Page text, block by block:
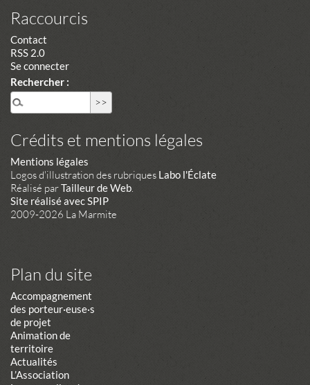
Raccourcis
Contact
RSS 2.0
Se connecter
Rechercher :
Crédits et mentions légales
Mentions légales
Logos d'illustration des rubriques Labo l'Éclate
Réalisé parTailleur de Web.
Site réalisé avec SPIP
2009-2026 La Marmite
Plan du site
Accompagnement
des porteur·euse·s
de projet
Animation de
territoire
Actualités
L’Association